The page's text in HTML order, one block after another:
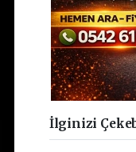
İlginizi